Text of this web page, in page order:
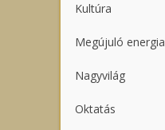
Kultúra
Megújuló energia
Nagyvilág
Oktatás